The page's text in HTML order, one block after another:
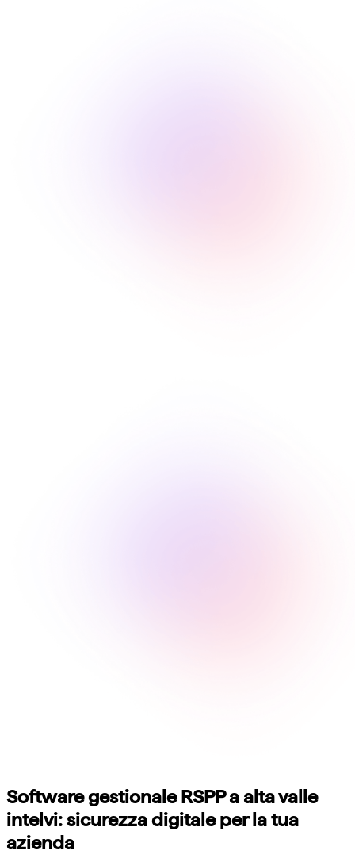
Software gestionale RSPP a alta valle
intelvi: sicurezza digitale per la tua
azienda